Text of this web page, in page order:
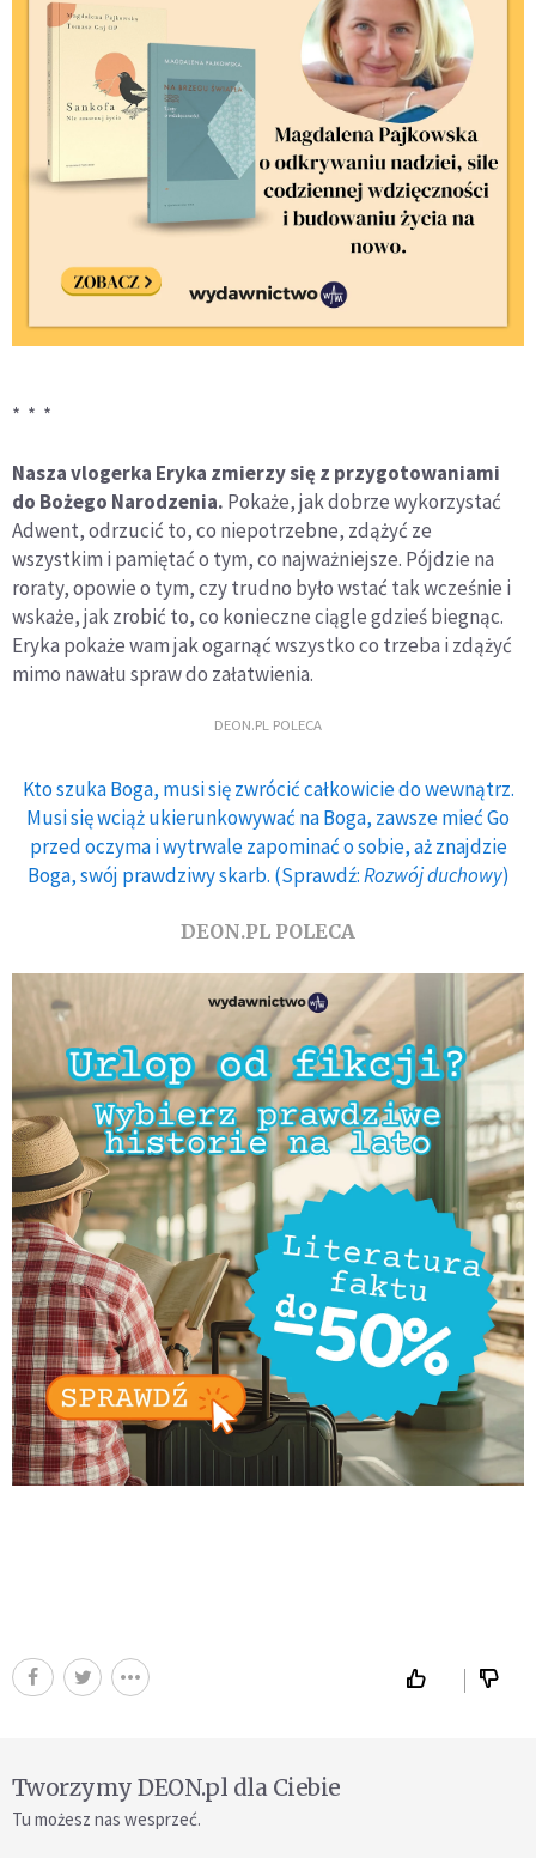
* * *
Nasza vlogerka Eryka zmierzy się z przygotowaniami
do Bożego Narodzenia. Pokaże, jak dobrze wykorzystać
Adwent, odrzucić to, co niepotrzebne, zdążyć ze
wszystkim i pamiętać o tym, co najważniejsze. Pójdzie na
roraty, opowie o tym, czy trudno było wstać tak wcześnie i
wskaże, jak zrobić to, co konieczne ciągle gdzieś biegnąc.
Eryka pokaże wam jak ogarnąć wszystko co trzeba i zdążyć
mimo nawału spraw do załatwienia.
DEON.PL POLECA
Kto szuka Boga, musi się zwrócić całkowicie do wewnątrz.
Musi się wciąż ukierunkowywać na Boga, zawsze mieć Go
przed oczyma i wytrwale zapominać o sobie, aż znajdzie
Boga, swój prawdziwy skarb. (Sprawdź:Rozwój duchowy)
DEON.PL POLECA
Tworzymy DEON.pl dla Ciebie
Tu możesz nas wesprzeć.